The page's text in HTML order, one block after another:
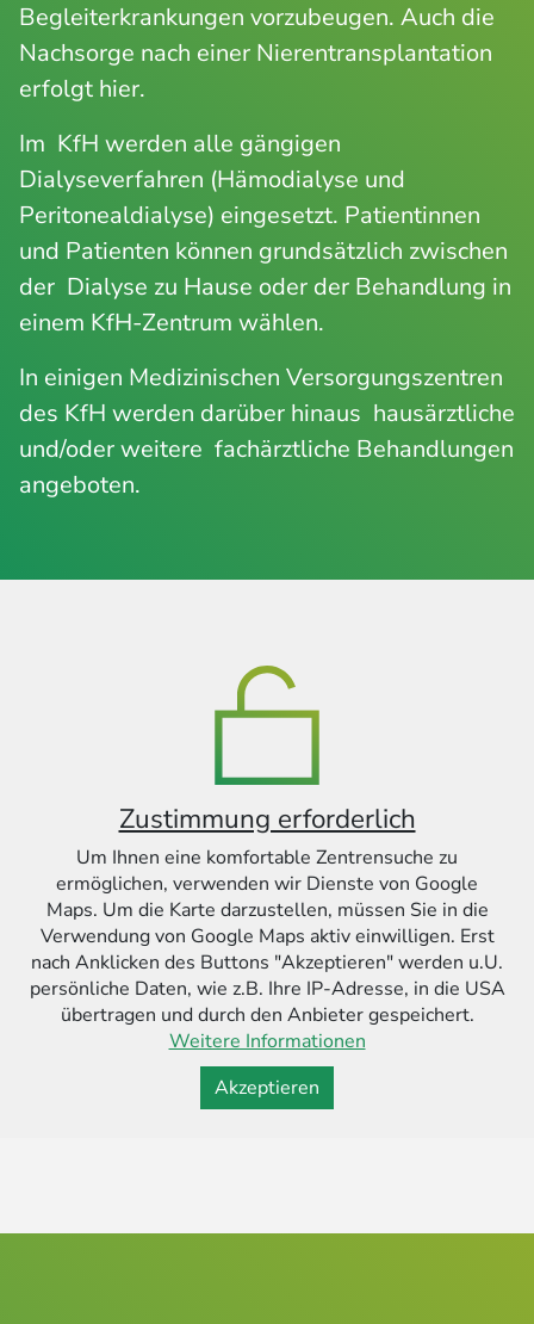
Begleiterkrankungen vorzubeugen. Auch die
Nachsorge nach einer Nierentransplantation
erfolgt hier.
Im KfH werden alle gängigen
Dialyseverfahren (Hämodialyse und
Peritonealdialyse) eingesetzt. Patientinnen
und Patienten können grundsätzlich zwischen
der Dialyse zu Hause oder der Behandlung in
einem KfH-Zentrum wählen.
In einigen Medizinischen Versorgungszentren
des KfH werden darüber hinaus hausärztliche
und/oder weitere fachärztliche Behandlungen
angeboten.
Zustimmung erforderlich
Um Ihnen eine komfortable Zentrensuche zu
ermöglichen, verwenden wir Dienste von Google
Maps. Um die Karte darzustellen, müssen Sie in die
Verwendung von Google Maps aktiv einwilligen. Erst
nach Anklicken des Buttons "Akzeptieren" werden u.U.
persönliche Daten, wie z.B. Ihre IP-Adresse, in die USA
übertragen und durch den Anbieter gespeichert.
Weitere Informationen
Akzeptieren